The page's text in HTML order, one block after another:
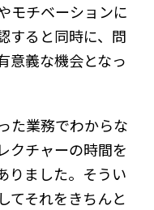
モチベーションに
すると同時に、問
意義な機会となっ
た業務でわからな
クチャーの時間を
りました。そうい
てそれをきちんと